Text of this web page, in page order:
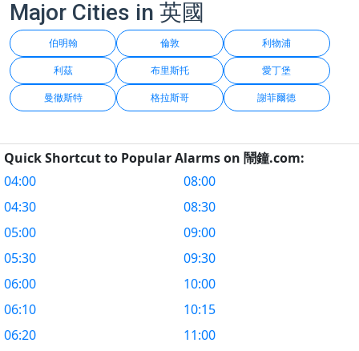
Major Cities in 英國
伯明翰 倫敦 利物浦
利茲 布里斯托 愛丁堡
曼徹斯特 格拉斯哥 謝菲爾德
Quick Shortcut to Popular Alarms on 鬧鐘.com:
04:00
04:30
05:00
05:30
06:00
06:10
06:20
08:00
08:30
09:00
09:30
10:00
10:15
11:00